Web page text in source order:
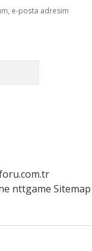
e-posta adresim
nttgame Sitemap